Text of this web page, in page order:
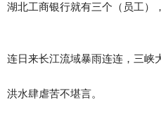
湖北工商银行就有三个（员工）
连日来长江流域暴雨连连，三峡
洪水肆虐苦不堪言。